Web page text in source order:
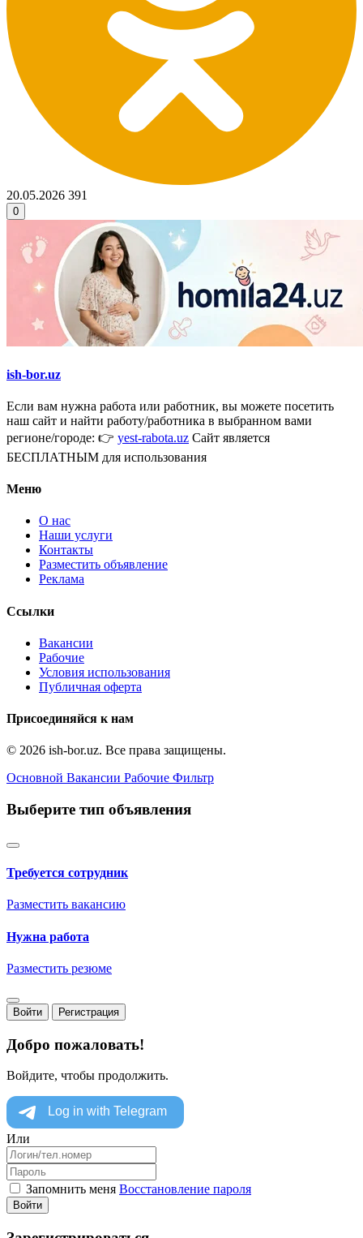
20.05.2026 391
0
ish-bor.uz
Если вам нужна работа или работник, вы можете посетить
наш сайт и найти работу/работника в выбранном вами
регионе/городе: 👉 yest-rabota.uz Сайт является
БЕСПЛАТНЫМ для использования
Меню
О нас
Наши услуги
Контакты
Разместить объявление
Реклама
Ссылки
Вакансии
Рабочие
Условия использования
Публичная оферта
Присоединяйся к нам
© 2026 ish-bor.uz. Все права защищены.
Основной Вакансии Рабочие Фильтр
Выберите тип объявления
Требуется сотрудник
Разместить вакансию
Нужна работа
Разместить резюме
Войти Регистрация
Добро пожаловать!
Войдите, чтобы продолжить.
Или
Запомнить меня Восстановление пароля
Войти